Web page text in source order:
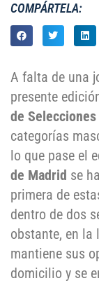
COMPÁRTELA:
A falta de una
presente
de
categorías
lo que pase el
de Madrid se
primera de
dentro de dos
obstante, en la
mantiene sus
domicilio y se